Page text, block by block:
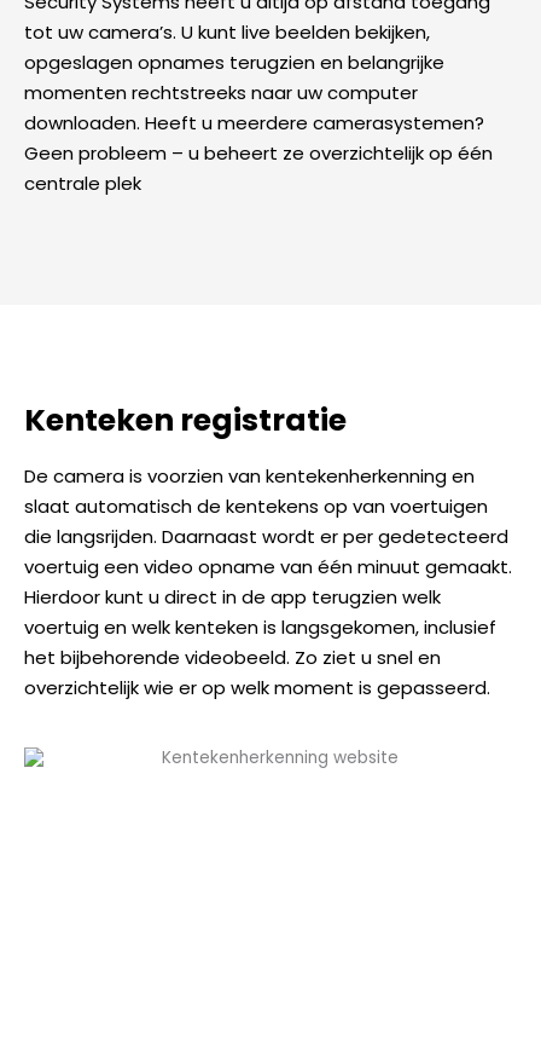
tot uw camera’s. U kunt live beelden bekijken,
opgeslagen opnames terugzien en belangrijke
momenten rechtstreeks naar uw computer
downloaden. Heeft u meerdere camerasystemen?
Geen probleem – u beheert ze overzichtelijk op één
centrale plek
Kenteken registratie
De camera is voorzien van kentekenherkenning en
slaat automatisch de kentekens op van voertuigen
die langsrijden. Daarnaast wordt er per gedetecteerd
voertuig een video opname van één minuut gemaakt.
Hierdoor kunt u direct in de app terugzien welk
voertuig en welk kenteken is langsgekomen, inclusief
het bijbehorende videobeeld. Zo ziet u snel en
overzichtelijk wie er op welk moment is gepasseerd.